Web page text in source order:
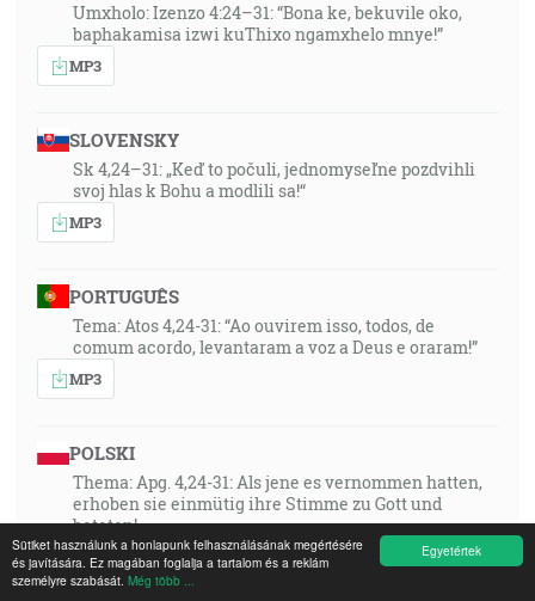
Egyetértek
Sütiket használunk a honlapunk felhasználásának megértésére
és javítására. Ez magában foglalja a tartalom és a reklám
személyre szabását. Még több ...
Umxholo: Izenzo 4:24–31: “Bona ke, bekuvile oko,
baphakamisa izwi kuThixo ngamxhelo mnye!”
MP3
SLOVENSKY
Sk 4,24–31: „Keď to počuli, jednomyseľne pozdvihli
svoj hlas k Bohu a modlili sa!“
MP3
PORTUGUÊS
Tema: Atos 4,24-31: “Ao ouvirem isso, todos, de
comum acordo, levantaram a voz a Deus e oraram!”
MP3
POLSKI
Thema: Apg. 4,24-31: Als jene es vernommen hatten,
erhoben sie einmütig ihre Stimme zu Gott und
beteten!
MP3